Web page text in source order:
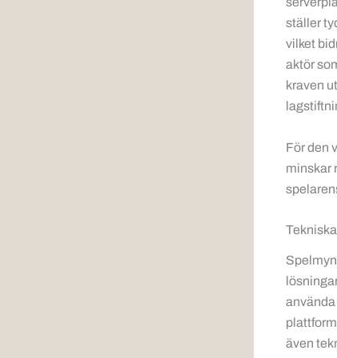
ställer
vilket
aktör
kraven
För den
minskar
även